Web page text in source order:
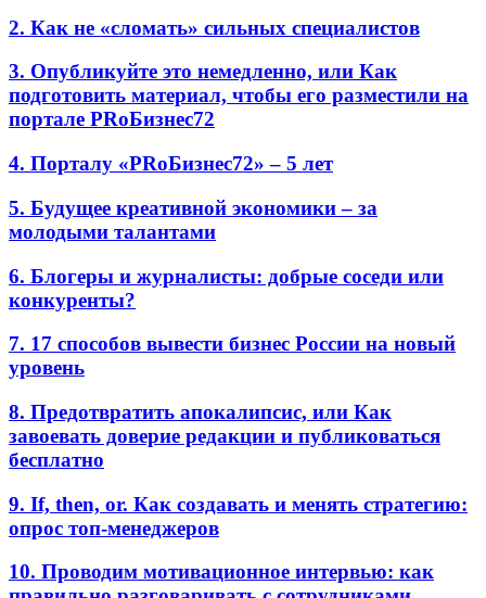
2. Как не «сломать» сильных специалистов
3. Опубликуйте это немедленно, или Как
подготовить материал, чтобы его разместили на
портале PRоБизнес72
4. Порталу «PRоБизнес72» – 5 лет
5. Будущее креативной экономики – за
молодыми талантами
6. Блогеры и журналисты: добрые соседи или
конкуренты?
7. 17 способов вывести бизнес России на новый
уровень
8. Предотвратить апокалипсис, или Как
завоевать доверие редакции и публиковаться
бесплатно
9. If, then, or. Как создавать и менять стратегию:
опрос топ-менеджеров
10. Проводим мотивационное интервью: как